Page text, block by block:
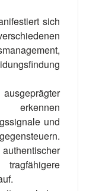
sich
erkennen
und